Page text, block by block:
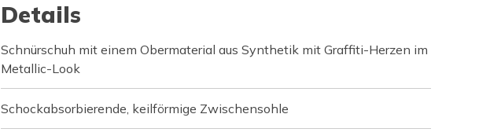
Details
Schnürschuh mit einem Obermaterial aus Synthetik mit Graffiti-Herzen im
Metallic-Look
Schockabsorbierende, keilförmige Zwischensohle